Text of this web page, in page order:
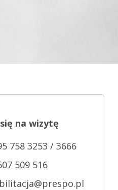
na wizytę
758 3253 / 3666
509 516